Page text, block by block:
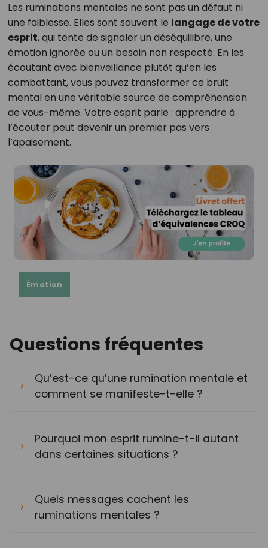
Les ruminations mentales ne sont pas un défaut ni
une faiblesse. Elles sont souvent le langage de votre
esprit, qui tente de signaler un déséquilibre, une
émotion ignorée ou un besoin non respecté. En les
écoutant avec bienveillance plutôt qu’en les
combattant, vous pouvez transformer ce bruit
mental en une véritable source de compréhension
de vous-même. Votre esprit parle : apprendre à
l’écouter peut devenir un premier pas vers
l’apaisement.
Émotion
Questions fréquentes
Qu’est-ce qu’une rumination mentale et
comment se manifeste-t-elle ?
Pourquoi mon esprit rumine-t-il autant
dans certaines situations ?
Quels messages cachent les
ruminations mentales ?